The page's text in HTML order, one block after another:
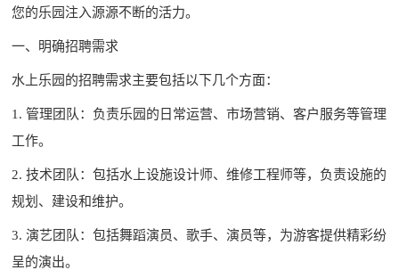
您的乐园注入源源不断的活力。
一、明确招聘需求
水上乐园的招聘需求主要包括以下几个方面：
1. 管理团队：负责乐园的日常运营、市场营销、客户服务等管理
工作。
2. 技术团队：包括水上设施设计师、维修工程师等，负责设施的
规划、建设和维护。
3. 演艺团队：包括舞蹈演员、歌手、演员等，为游客提供精彩纷
呈的演出。